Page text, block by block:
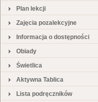
Plan lekcji
Zajęcia pozalekcyjne
Informacja o dostępności
Obiady
Świetlica
Aktywna Tablica
Lista podręczników